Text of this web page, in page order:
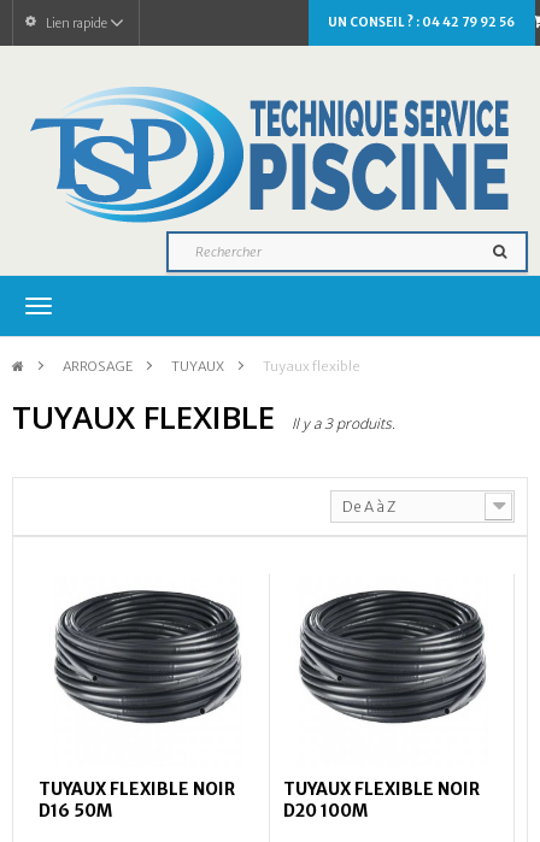
UN CONSEIL ? : 04 42 79 92 56
Lien rapide
Navigation
> ARROSAGE > TUYAUX > Tuyaux flexible
TUYAUX FLEXIBLE Il y a 3 produits.
De A à Z
TUYAUX FLEXIBLE NOIR
D16 50M
TUYAUX FLEXIBLE NOIR
D20 100M